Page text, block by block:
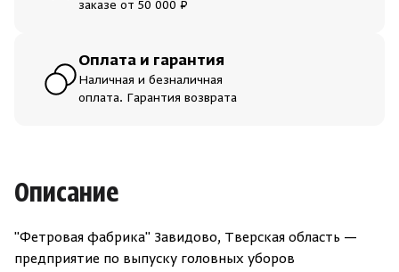
заказе от 50 000 ₽
Оплата и гарантия
Наличная и безналичная
оплата. Гарантия возврата
Описание
"Фетровая фабрика" Завидово, Тверская область —
предприятие по выпуску головных уборов